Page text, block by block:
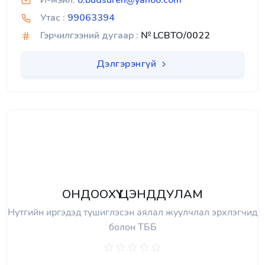
Утас : 99063394
Гэрчилгээний дугаар : № LCBTO/0022
Дэлгэрэнгүй
ОНДООХҮҮ ЦЭНДДУЛАМ
Нутгийн иргэдэд түшиглэсэн аялал жуулчлал эрхлэгчид
болон ТББ